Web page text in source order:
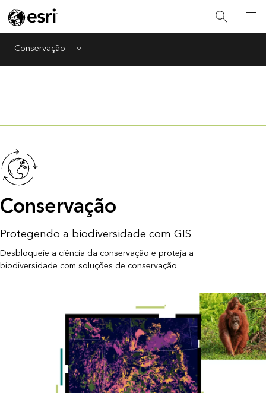
Conservação Menu
Conservação
Protegendo a biodiversidade com GIS
Desbloqueie a ciência da conservação e proteja a
biodiversidade com soluções de conservação